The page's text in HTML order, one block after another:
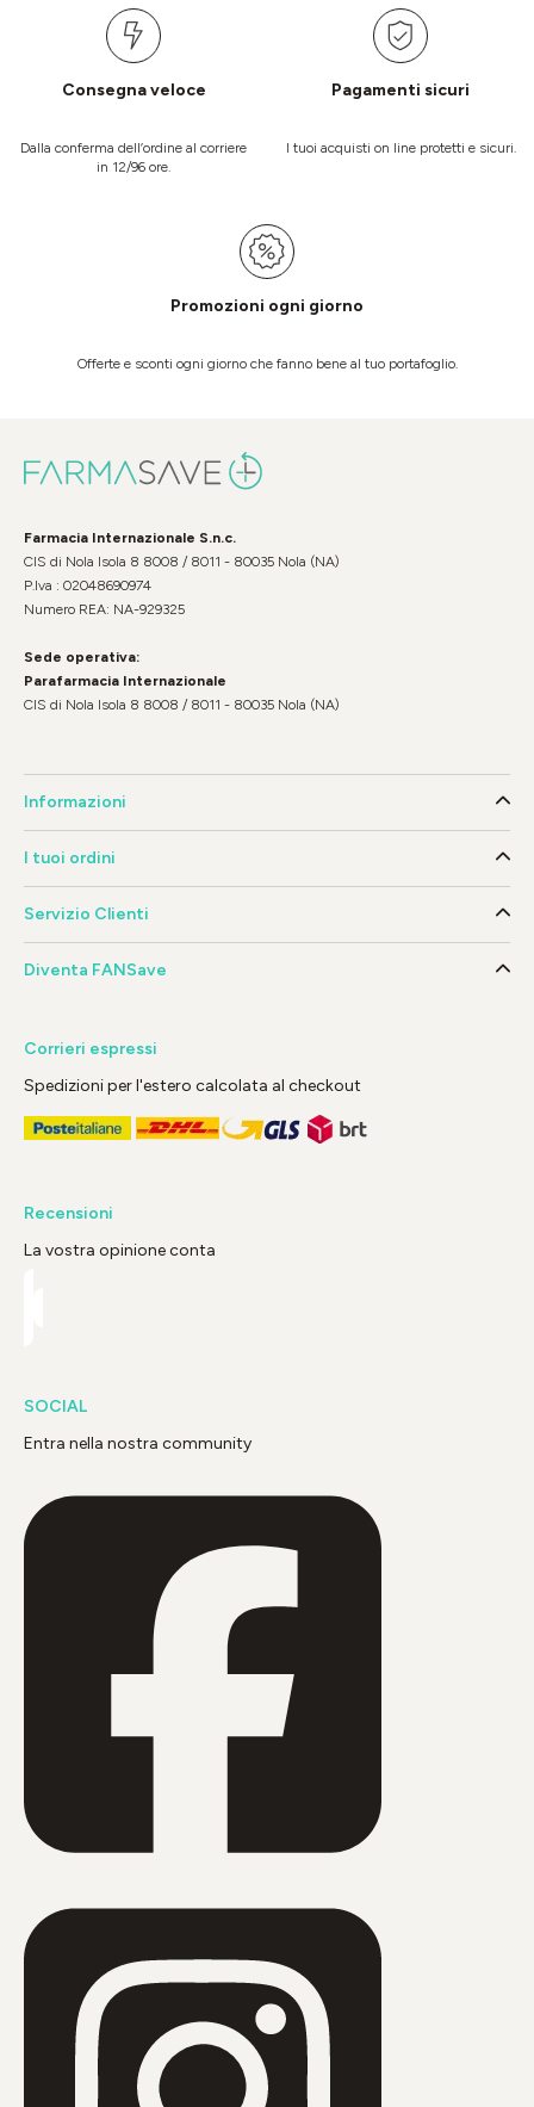
Consegna veloce
Dalla conferma dell’ordine al corriere
in 12/96 ore.
Pagamenti sicuri
I tuoi acquisti on line protetti e sicuri.
Promozioni ogni giorno
Offerte e sconti ogni giorno che fanno bene al tuo portafoglio.
Farmacia Internazionale S.n.c.
CIS di Nola Isola 8 8008 / 8011 - 80035 Nola (NA)
P.Iva : 02048690974
Numero REA: NA-929325
Sede operativa:
Parafarmacia Internazionale
CIS di Nola Isola 8 8008 / 8011 - 80035 Nola (NA)
Informazioni
I tuoi ordini
Servizio Clienti
Diventa FANSave
Corrieri espressi
Spedizioni per l'estero calcolata al checkout
Recensioni
La vostra opinione conta
SOCIAL
Entra nella nostra community